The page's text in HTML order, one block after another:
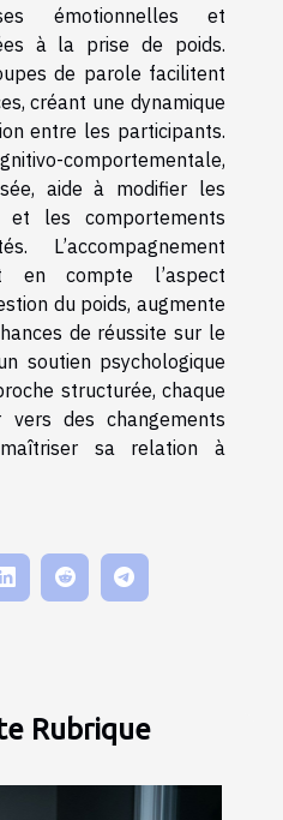
émotionnelles et
à la prise de poids.
de parole facilitent
créant une dynamique
entre les participants.
comportementale,
aide à modifier les
et les comportements
L’accompagnement
en compte l’aspect
du poids, augmente
de réussite sur le
soutien psychologique
structurée, chaque
vers des changements
sa relation à
Rubrique